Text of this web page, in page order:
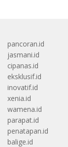
pancoran.id
jasmani.id
cipanas.id
eksklusif.id
inovatif.id
xenia.id
wamena.id
parapat.id
penatapan.id
balige.id